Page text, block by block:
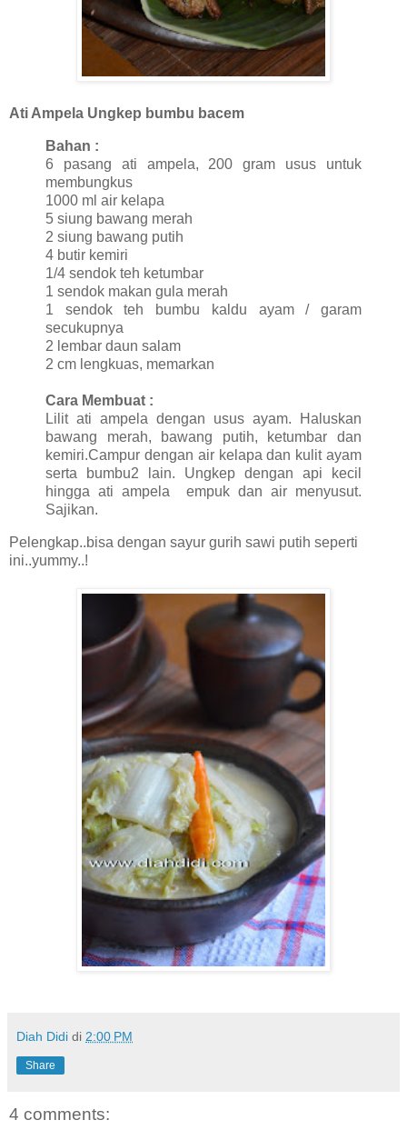
Ati Ampela Ungkep bumbu bacem
Bahan :
6 pasang ati ampela, 200 gram usus untuk
membungkus
1000 ml air kelapa
5 siung bawang merah
2 siung bawang putih
4 butir kemiri
1/4 sendok teh ketumbar
1 sendok makan gula merah
1 sendok teh bumbu kaldu ayam / garam
secukupnya
2 lembar daun salam
2 cm lengkuas, memarkan
Cara Membuat :
Lilit ati ampela dengan usus ayam. Haluskan
bawang merah, bawang putih, ketumbar dan
kemiri.Campur dengan air kelapa dan kulit ayam
serta bumbu2 lain. Ungkep dengan api kecil
hingga ati ampela empuk dan air menyusut.
Sajikan.
Pelengkap..bisa dengan sayur gurih sawi putih seperti
ini..yummy..!
Diah Didi di 2:00 PM
Share
4 comments: